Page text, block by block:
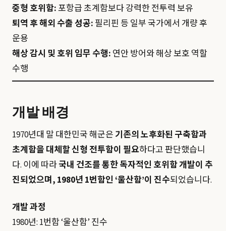
중형 호위함:포항급 초계함보다 강력한 전투력 보유
퇴역 후 해외 수출 성공: 필리핀 등 일부 국가에서 개량 후
운용
해상 감시 및 호위 임무 수행: 연안 방어와 해상 보호 역할
수행
개발 배경
1970년대 말 대한민국 해군은 기존의 노후화된 구축함과
초계함을 대체할 신형 전투함이 필요하다고 판단했습니
다. 이에 따라국내 건조를 통한 독자적인 호위함 개발이 추
진되었으며, 1980년 1번함인 ‘울산함’이 진수되었습니다.
개발 과정
1980년: 1번함 ‘울산함’ 진수